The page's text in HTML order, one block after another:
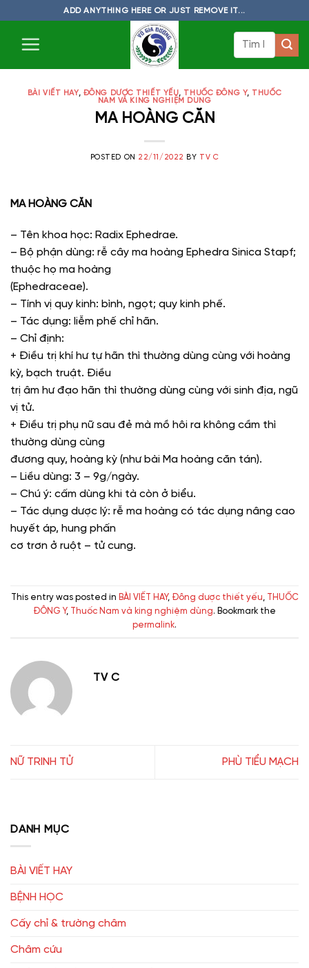
content
ADD ANYTHING HERE OR JUST REMOVE IT...
BÀI VIẾT HAY, ĐÔNG DƯỢC THIẾT YẾU, THUỐC ĐÔNG Y, THUỐC
NAM VÀ KING NGHIỆM DÙNG
MA HOÀNG CĂN
POSTED ON 22/11/2022 BY TV C
MA HOÀNG CĂN
– Tên khoa học: Radix Ephedrae.
– Bộ phận dùng: rễ cây ma hoàng Ephedra Sinica Stapf;
thuộc họ ma hoàng
(Ephedraceae).
– Tính vị quy kinh: bình, ngọt; quy kinh phế.
– Tác dụng: liễm phế chỉ hãn.
– Chỉ định:
+ Điều trị khí hư tự hãn thì thường dùng cùng với hoàng
kỳ, bạch truật. Điều
trị âm hư đạo hãn thì thường dùng cùng với sinh địa, ngũ
vị tử.
+ Điều trị phụ nữ sau đẻ mà mồ hôi ra không cầm thì
thường dùng cùng
đương quy, hoàng kỳ (như bài Ma hoàng căn tán).
– Liều dùng: 3 – 9g/ngày.
– Chú ý: cấm dùng khi tà còn ở biểu.
– Tác dụng dược lý: rễ ma hoàng có tác dụng nâng cao
huyết áp, hung phấn
cơ trơn ở ruột – tử cung.
This entry was posted in BÀI VIẾT HAY, Đông dược thiết yếu
THUỐC
ĐÔNG Y, Thuốc Nam và king nghiệm dùng. Bookmark the
permalink.
TV C
NỮ TRINH TỬ PHÙ TIỂU MẠCH
DANH MỤC
BÀI VIẾT HAY
BỆNH HỌC
Cấy chỉ & trường châm
Châm cứu